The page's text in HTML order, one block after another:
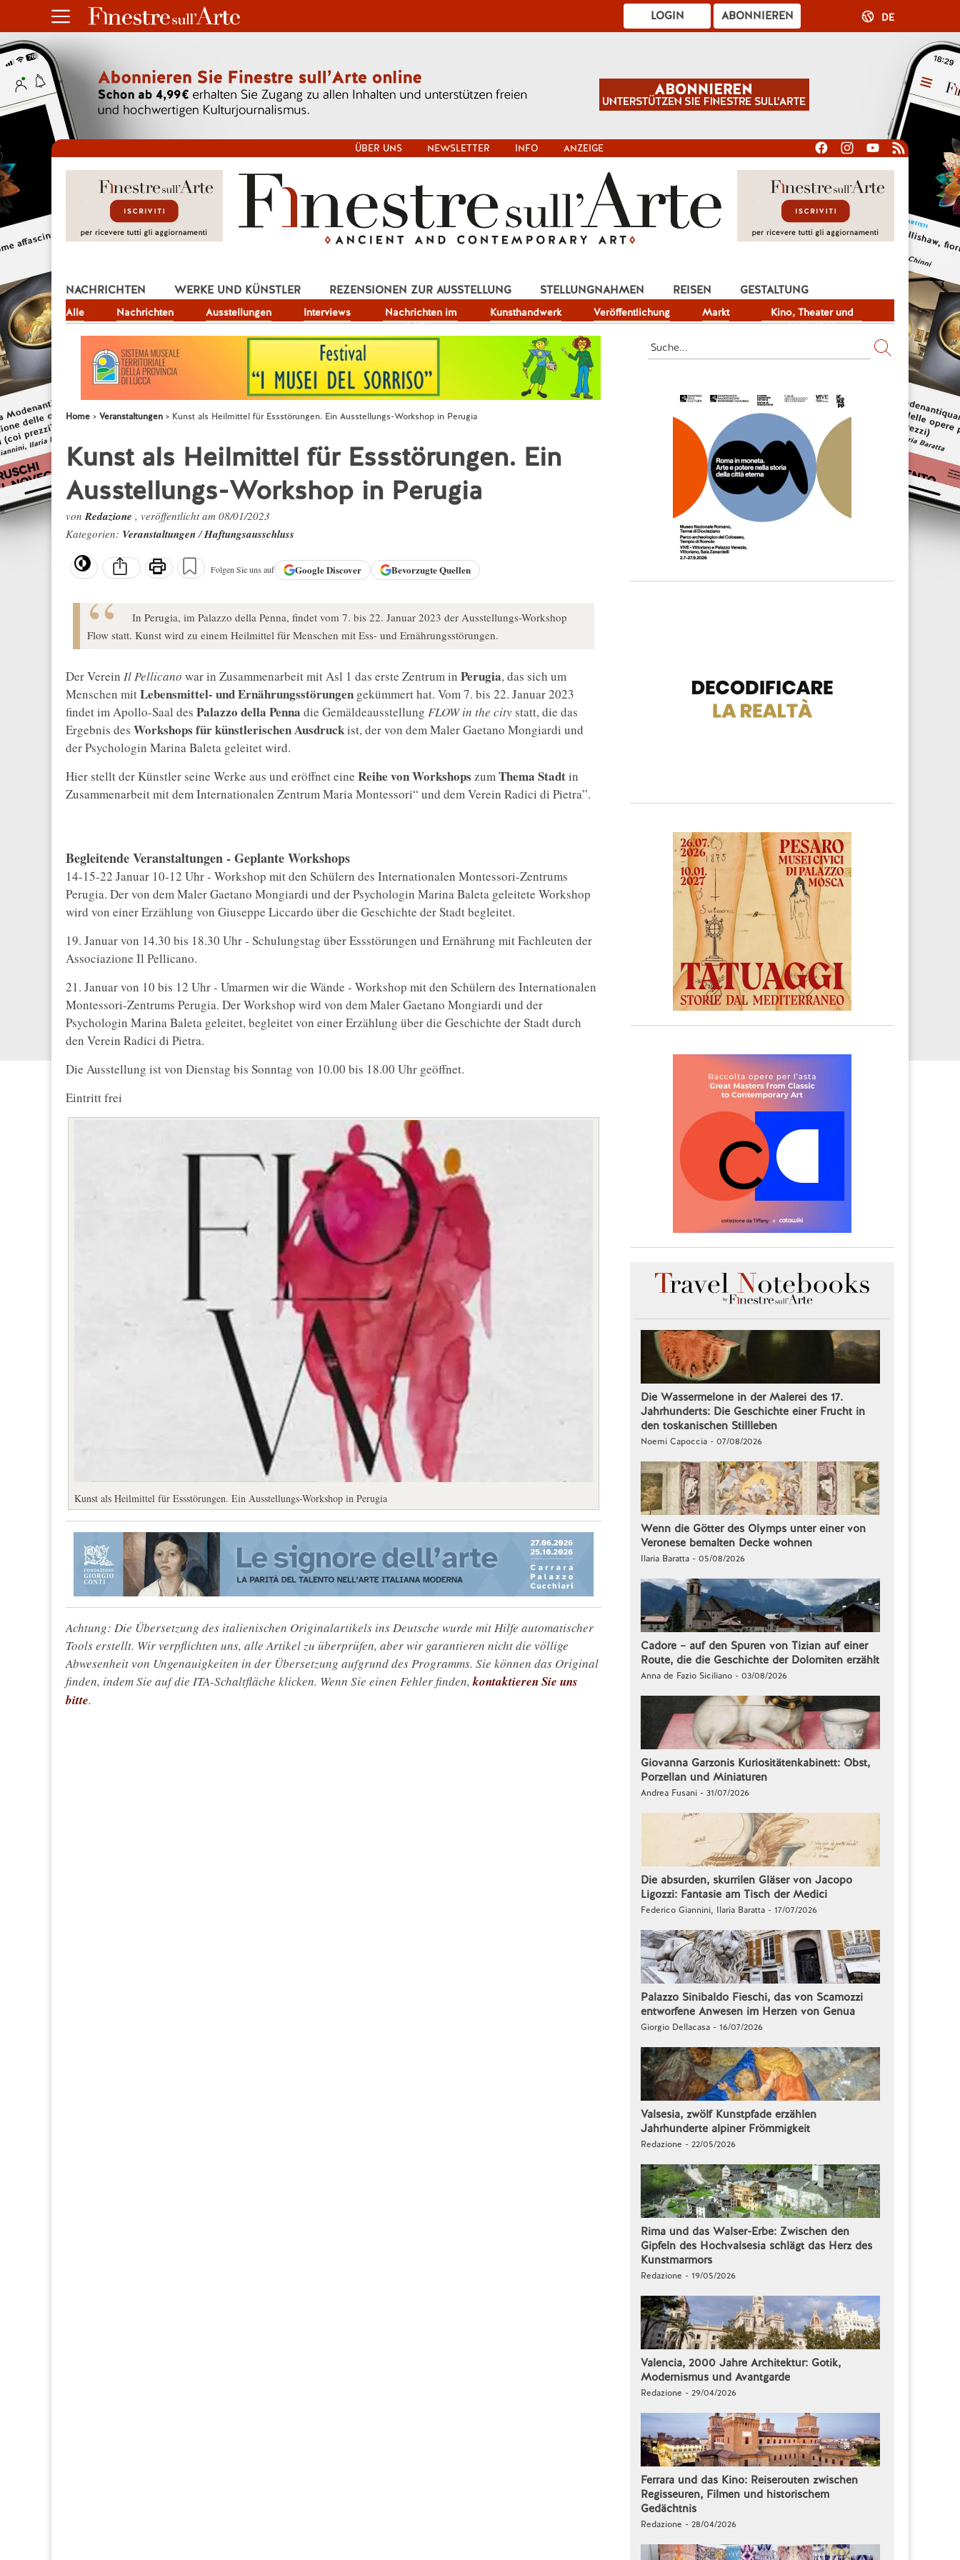
ABONNIEREN
LOGIN DE
ÜBER UNS NEWSLETTER INFO ANZEIGE
NACHRICHTEN
Alle Nachrichten Ausstellungen Interviews
Nachrichten im
Fokus
Kunsthandwerk Veröffentlichung Markt
Kino, Theater und
Fernsehen
WERKE UND KÜNSTLER REZENSIONEN ZUR AUSSTELLUNG STELLUNGNAHMEN REISEN
GESTALTUNG
JOB
Home Veranstaltungen Kunst als Heilmittel für Essstörungen. Ein Ausstellungs-Workshop in Perugia
Kunst als Heilmittel für Essstörungen. Ein
Ausstellungs-Workshop in Perugia
vonRedazione , veröffentlicht am 08/01/2023
Kategorien: Veranstaltungen/Haftungsausschluss
Folgen Sie uns auf GoogleDiscover Bevorzugte Quellen
In Perugia, im Palazzo della Penna, findet vom 7. bis 22. Januar 2023 der Ausstellungs-Workshop
Flow statt. Kunst wird zu einem Heilmittel für Menschen mit Ess- und Ernährungsstörungen.
Der Verein Il Pellicano war in Zusammenarbeit mit Asl 1 das erste Zentrum in Perugia, das sich um
Menschen mitLebensmittel- und Ernährungsstörungen gekümmert hat. Vom 7. bis 22. Januar 2023
findet im Apollo-Saal des Palazzo della Penna die Gemäldeausstellung FLOW in the city statt, die das
Ergebnis des Workshops für künstlerischen Ausdruckist, der von dem Maler Gaetano Mongiardi und
der Psychologin Marina Baleta geleitet wird.
Hier stellt der Künstler seine Werke aus und eröffnet eine Reihe von Workshops zumThema Stadtin
Zusammenarbeit mit dem Internationalen Zentrum Maria Montessori“ und dem Verein Radici di Pietra”.
Begleitende Veranstaltungen - Geplante Workshops
14-15-22 Januar 10-12 Uhr - Workshop mit den Schülern des Internationalen Montessori-Zentrums
Perugia. Der von dem Maler Gaetano Mongiardi und der Psychologin Marina Baleta geleitete Workshop
wird von einer Erzählung von Giuseppe Liccardo über die Geschichte der Stadt begleitet.
19. Januar von 14.30 bis 18.30 Uhr - Schulungstag über Essstörungen und Ernährung mit Fachleuten der
Associazione Il Pellicano.
21. Januar von 10 bis 12 Uhr - Umarmen wir die Wände - Workshop mit den Schülern des Internationalen
Montessori-Zentrums Perugia. Der Workshop wird von dem Maler Gaetano Mongiardi und der
Psychologin Marina Baleta geleitet, begleitet von einer Erzählung über die Geschichte der Stadt durch
den Verein Radici di Pietra.
Die Ausstellung ist von Dienstag bis Sonntag von 10.00 bis 18.00 Uhr geöffnet.
Eintritt frei
Kunst als Heilmittel für Essstörungen. Ein Ausstellungs-Workshop in Perugia
Achtung: Die Übersetzung des italienischen Originalartikels ins Deutsche wurde mit Hilfe automatischer
Tools erstellt. Wir verpflichten uns, alle Artikel zu überprüfen, aber wir garantieren nicht die völlige
Abwesenheit von Ungenauigkeiten in der Übersetzung aufgrund des Programms. Sie können das Original
finden, indem Sie auf die ITA-Schaltfläche klicken. Wenn Sie einen Fehler finden,kontaktieren Sie uns
bitte.
Die Wassermelone in der Malerei des 17.
Jahrhunderts: Die Geschichte einer Frucht in
den toskanischen Stillleben
Noemi Capoccia - 07/08/2026
Wenn die Götter des Olymps unter einer von
Veronese bemalten Decke wohnen
Ilaria Baratta - 05/08/2026
Cadore – auf den Spuren von Tizian auf einer
Route, die die Geschichte der Dolomiten erzählt
Anna de Fazio Siciliano - 03/08/2026
Giovanna Garzonis Kuriositätenkabinett: Obst,
Porzellan und Miniaturen
Andrea Fusani - 31/07/2026
Die absurden, skurrilen Gläser von Jacopo
Ligozzi: Fantasie am Tisch der Medici
Federico Giannini, Ilaria Baratta - 17/07/2026
Palazzo Sinibaldo Fieschi, das von Scamozzi
entworfene Anwesen im Herzen von Genua
Giorgio Dellacasa - 16/07/2026
Valsesia, zwölf Kunstpfade erzählen
Jahrhunderte alpiner Frömmigkeit
Redazione - 22/05/2026
Rima und das Walser-Erbe: Zwischen den
Gipfeln des Hochvalsesia schlägt das Herz des
Kunstmarmors
Redazione - 19/05/2026
Valencia, 2000 Jahre Architektur: Gotik,
Modernismus und Avantgarde
Redazione - 29/04/2026
Ferrara und das Kino: Reiserouten zwischen
Regisseuren, Filmen und historischem
Gedächtnis
Redazione - 28/04/2026